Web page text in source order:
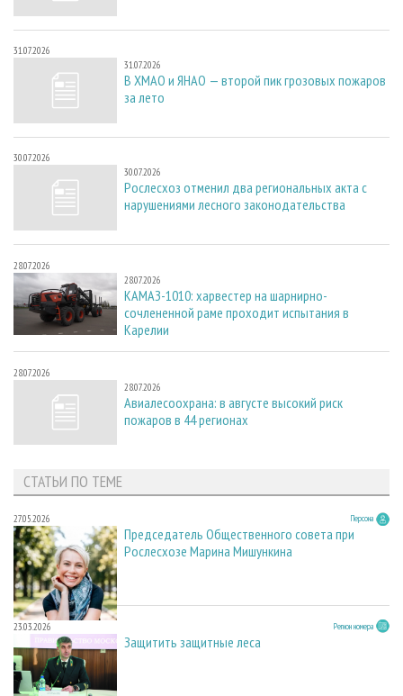
31.07.2026
31.07.2026
В ХМАО и ЯНАО — второй пик грозовых пожаров
за лето
30.07.2026
30.07.2026
Рослесхоз отменил два региональных акта с
нарушениями лесного законодательства
28.07.2026
28.07.2026
КАМАЗ-1010: харвестер на шарнирно-
сочлененной раме проходит испытания в
Карелии
28.07.2026
28.07.2026
Авиалесоохрана: в августе высокий риск
пожаров в 44 регионах
СТАТЬИ ПО ТЕМЕ
27.05.2026 Персона
Председатель Общественного совета при
Рослесхозе Марина Мишункина
23.03.2026 Регион номера
Защитить защитные леса